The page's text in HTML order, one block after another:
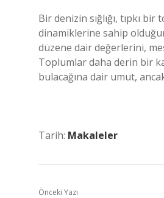
Bir denizin sığlığı, tıpkı
dinamiklerine sahip
düzene dair değerlerini,
Toplumlar daha derin bir
bulacağına dair umut,
Tarih: Makaleler
Önceki Yazı